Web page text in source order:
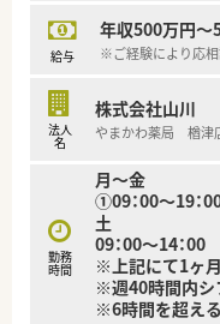
機の他にバーコー
す。
定が立てやすい環
■研修講師や在宅の
以外の取組に参加
20～25枚程度にな
余裕をもった人員
使うことができます。
＜こんな方にオス
■調剤業務をメイ
たい方
給与
年収500万円～
※ご経験により応
法人
名
株式会社山川
やまかわ薬局 楢津
勤務
時間
月～金
①09：00～19：
土
09：00～14：00
※上記にて1ヶ
※週40時間内シ
※6時間を超え